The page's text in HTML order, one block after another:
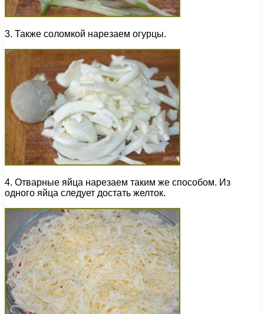
3. Также соломкой нарезаем огурцы.
4. Отварные яйца нарезаем таким же способом. Из
одного яйца следует достать желток.